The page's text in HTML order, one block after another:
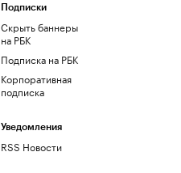
Подписки
Скрыть баннеры
на РБК
Подписка на РБК
Корпоративная
подписка
Уведомления
RSS Новости